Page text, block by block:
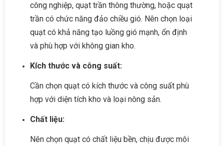
công nghiệp, quạt trần thông thường, hoặc quạt
trần có chức năng đảo chiều gió. Nên chọn loại
quạt có khả năng tạo luồng gió mạnh, ổn định
và phù hợp với không gian kho.
Kích thước và công suất:
Cần chọn quạt có kích thước và công suất phù
hợp với diện tích kho và loại nông sản.
Chất liệu:
Nên chọn quạt có chất liệu bền, chịu được môi